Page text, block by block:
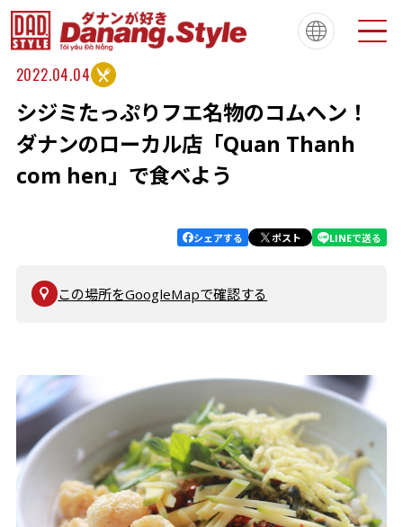
Tiếng Việt 한국
简体中文
繁體中文
English
français
Español
Português
Aboutダナンスタイルについて
2022.04.04
シジミたっぷりフエ名物のコムヘン！
ダナンのローカル店「Quan Thanh
com hen」で食べよう
シェアする ポスト LINEで送る
この場所をGoogleMapで確認する